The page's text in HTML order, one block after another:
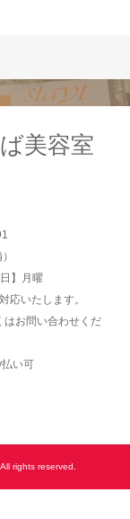
美容室
】月曜
応いたします。
お問い合わせくだ
い可
rights reserved.